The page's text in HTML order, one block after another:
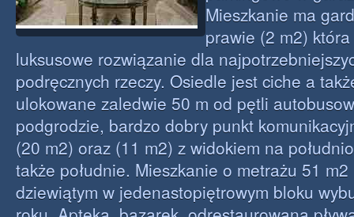
Mieszkanie ma
prawie (2 m2)
luksusowe rozwiązanie dla
podręcznych rzeczy. Osiedle jest ciche a
ulokowane zaledwie 50 m od pętli
podgrodzie, bardzo dobry punkt
(20 m2) oraz (11 m2) z widokiem na
także południe. Mieszkanie o metrażu 51
dziewiątym w jedenastopiętrowym bloku